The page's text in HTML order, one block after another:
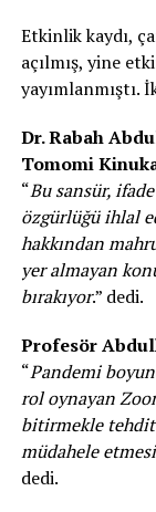
Etkinlik kaydı,
açılmış, yine
yayımlanmıştı.
Dr. Rabah
Tomomi
“Bu sansür,
özgürlüğü ihlal
hakkından
yer almayan
bırakıyor.” dedi.
Profesör
“Pandemi
rol oynayan
bitirmekle
müdahele
dedi.